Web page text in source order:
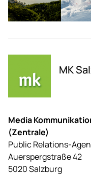
MK
Media
(Zentrale)
Public Relations-
Auerspergstraße 42
5020 Salzburg